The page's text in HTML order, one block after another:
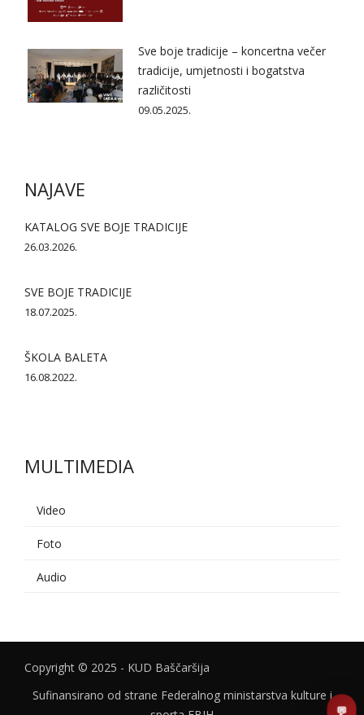
Sve boje tradicije – koncertna večer
tradicije, umjetnosti i bogatstva
različitosti
09.05.2025.
NAJAVE
KATALOG SVE BOJE TRADICIJE
26.03.2026.
SVE BOJE TRADICIJE
18.07.2025.
ŠKOLA BALETA
16.08.2022.
MULTIMEDIA
Video
Foto
Audio
Copyright © 2025 - KUD Baščaršija
Sufinansirano od strane Federalnog ministarstva kulture i
💬